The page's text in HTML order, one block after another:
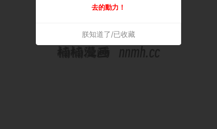
去的動力！
朕知道了/已收藏